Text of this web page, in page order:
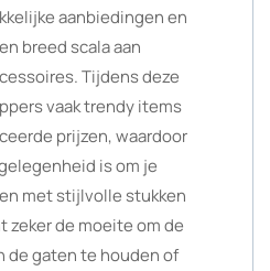
aanbiedingen en
breed scala aan
Tijdens deze
vaak trendy items
prijzen, waardoor
is om je
met stijlvolle stukken
zeker de moeite om de
de gaten te houden of